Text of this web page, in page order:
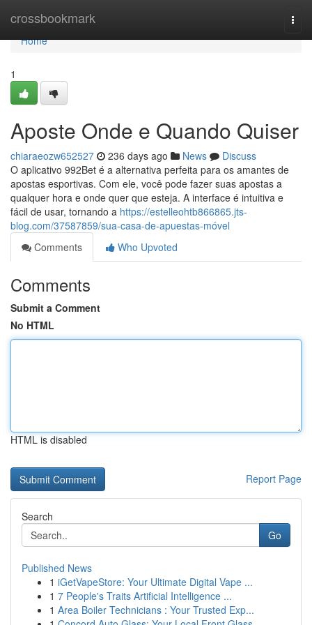
crossbookmark
Home
Home
1
Aposte Onde e Quando Quiser
chiaraeozw652527 236 days ago News
Discuss
O aplicativo 992Bet é a alternativa perfeita para os amantes de
apostas esportivas. Com ele, você pode fazer suas apostas a
qualquer hora e onde quer que esteja. A interface é intuitiva e
fácil de usar, tornando a https://estelleohtb866865.jts-
blog.com/37587859/sua-casa-de-apuestas-móvel
Comments
Who Upvoted
Comments
Submit a Comment
No HTML
HTML is disabled
Report Page
Search
Go
Published News
1 iGetVapeStore: Your Ultimate Digital Vape ...
1 7 People's Traits Artificial Intelligence ...
1 Area Boiler Technicians : Your Trusted Exp...